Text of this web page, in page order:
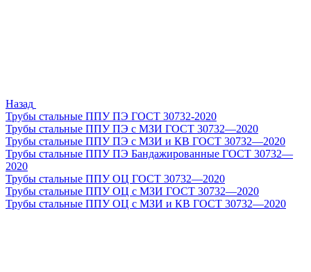
Назад
Трубы стальные ППУ ПЭ ГОСТ 30732-2020
Трубы стальные ППУ ПЭ с МЗИ ГОСТ 30732—2020
Трубы стальные ППУ ПЭ с МЗИ и КВ ГОСТ 30732—2020
Трубы стальные ППУ ПЭ Бандажированные ГОСТ 30732—
2020
Трубы стальные ППУ ОЦ ГОСТ 30732—2020
Трубы стальные ППУ ОЦ с МЗИ ГОСТ 30732—2020
Трубы стальные ППУ ОЦ с МЗИ и КВ ГОСТ 30732—2020